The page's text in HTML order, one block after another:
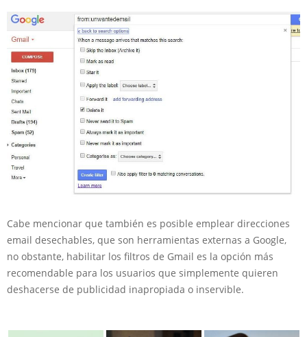
Cabe mencionar que también es posible emplear direcciones
email desechables, que son herramientas externas a Google,
no obstante, habilitar los filtros de Gmail es la opción más
recomendable para los usuarios que simplemente quieren
deshacerse de publicidad inapropiada o inservible.